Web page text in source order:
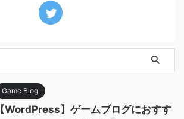
Game Blog
【WordPress】ゲームブログにおすす